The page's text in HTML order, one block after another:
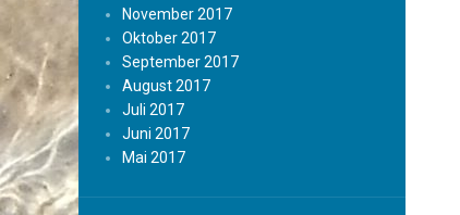
November 2017
Oktober 2017
September 2017
August 2017
Juli 2017
Juni 2017
Mai 2017